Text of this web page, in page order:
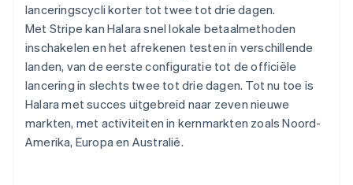
lanceringscycli korter tot twee tot drie dagen.
Met Stripe kan Halara snel lokale betaalmethoden
inschakelen en het afrekenen testen in verschillende
landen, van de eerste configuratie tot de officiële
lancering in slechts twee tot drie dagen. Tot nu toe is
Halara met succes uitgebreid naar zeven nieuwe
markten, met activiteiten in kernmarkten zoals Noord-
Amerika, Europa en Australië.